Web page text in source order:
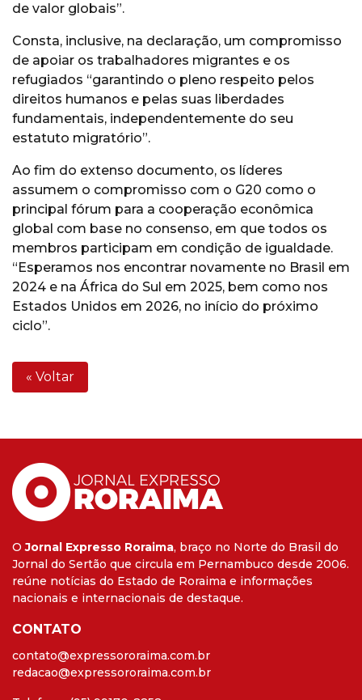
de valor globais”.
Consta, inclusive, na declaração, um compromisso
de apoiar os trabalhadores migrantes e os
refugiados “garantindo o pleno respeito pelos
direitos humanos e pelas suas liberdades
fundamentais, independentemente do seu
estatuto migratório”.
Ao fim do extenso documento, os líderes
assumem o compromisso com o G20 como o
principal fórum para a cooperação econômica
global com base no consenso, em que todos os
membros participam em condição de igualdade.
“Esperamos nos encontrar novamente no Brasil em
2024 e na África do Sul em 2025, bem como nos
Estados Unidos em 2026, no início do próximo
ciclo”.
« Voltar
OJornal Expresso Roraima, braço no Norte do Brasil do
Jornal do Sertão que circula em Pernambuco desde 2006.
reúne notícias do Estado de Roraima e informações
nacionais e internacionais de destaque.
CONTATO
contato@expressororaima.com.br
redacao@expressororaima.com.br